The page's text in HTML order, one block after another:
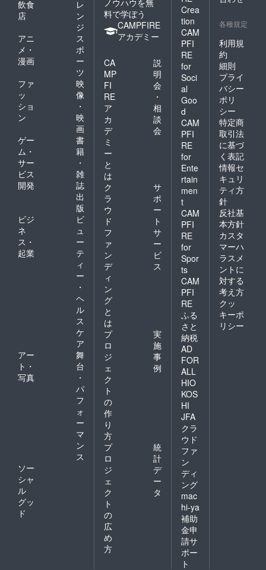
飲食
店
レ
ン
ジ
アニ
メ・
漫画
ス
ポ
ー
ツ
ファ
ッ
ショ
ン
映
像
・
映
画
ゲー
ム・
サー
ビス
開発
書
籍
・
雑
誌
出
版
ビジ
ネ
ス・
起業
ビ
ュ
ー
テ
ィ
ー
・
ヘ
ル
ス
ケ
ア
アー
ト・
写真
舞
台
・
パ
フ
ォ
ー
マ
ン
ス
ソー
シャ
ル
グッ
ド
料で学ぼう
CAMPFIRE
アカデミー
CA
MP
FI
RE
ア
カ
デ
ミ
ー
と
は
説
明
会
・
相
談
会
ク
ラ
ウ
ド
フ
ァ
ン
デ
ィ
ン
グ
と
は
サ
ポ
ー
ト
サ
ー
ビ
ス
プ
ロ
ジ
ェ
ク
ト
の
作
り
方
実
施
事
例
プ
ロ
ジ
ェ
ク
ト
の
広
め
方
統
計
デ
ー
タ
Crea
tion
CAM
PFI
RE
for
Soci
al
Goo
d
CAM
PFI
RE
for
Ente
rtain
men
t
CAM
PFI
RE
for
Spor
ts
CAM
PFI
RE
ふる
さと
納税
AD
FOR
ALL
HIO
KOS
HI
JFA
クラ
ウド
ファ
ン
ディ
ング
mac
hi-ya
補助
金申
請サ
ポー
ト
各種規定
利用規
約
細則
プライ
バシー
ポリ
シー
特定商
取引法
に基づ
く表記
情報セ
キュリ
ティ方
針
反社基
本方針
カスタ
マーハ
ラスメ
ントに
対する
考え方
クッ
キーポ
リシー